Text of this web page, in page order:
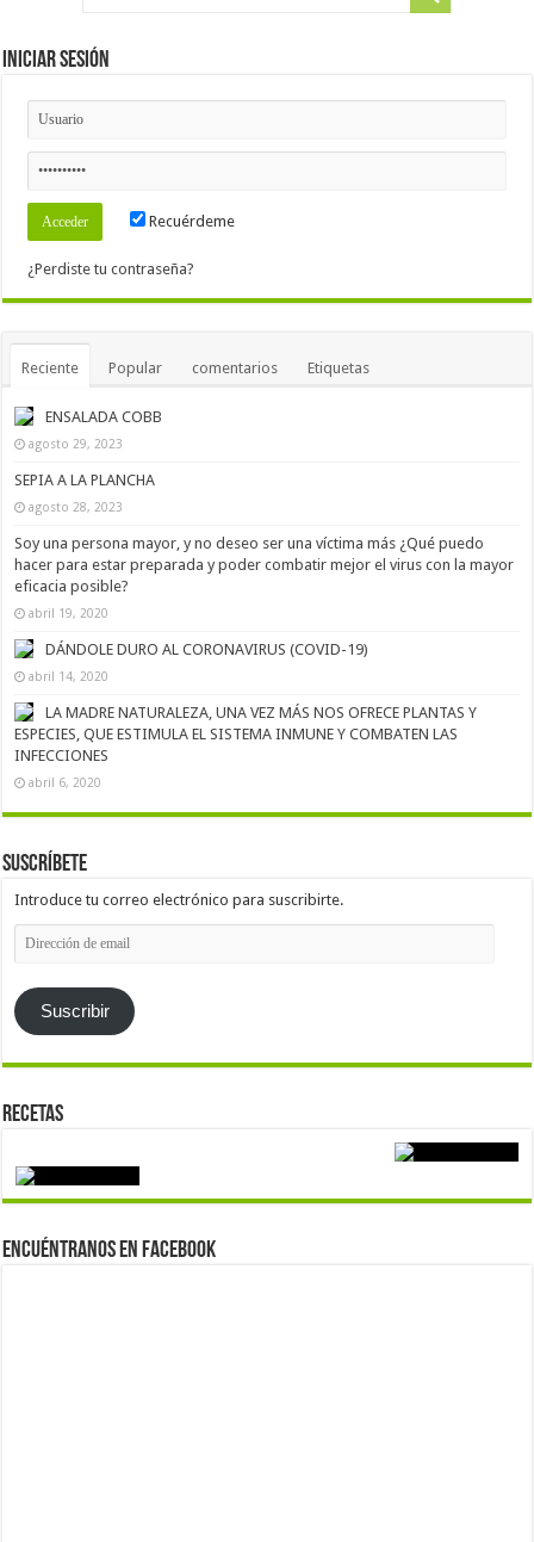
Iniciar Sesión
Recuérdeme
¿Perdiste tu contraseña?
Reciente Popular comentarios Etiquetas
ENSALADA COBB
agosto 29, 2023
SEPIA A LA PLANCHA
agosto 28, 2023
Soy una persona mayor, y no deseo ser una víctima más ¿Qué puedo
hacer para estar preparada y poder combatir mejor el virus con la mayor
eficacia posible?
abril 19, 2020
DÁNDOLE DURO AL CORONAVIRUS (COVID-19)
abril 14, 2020
LA MADRE NATURALEZA, UNA VEZ MÁS NOS OFRECE PLANTAS Y
ESPECIES, QUE ESTIMULA EL SISTEMA INMUNE Y COMBATEN LAS
INFECCIONES
abril 6, 2020
Suscríbete
Introduce tu correo electrónico para suscribirte.
Dirección
de
Suscribir
Recetas
Encuéntranos en Facebook